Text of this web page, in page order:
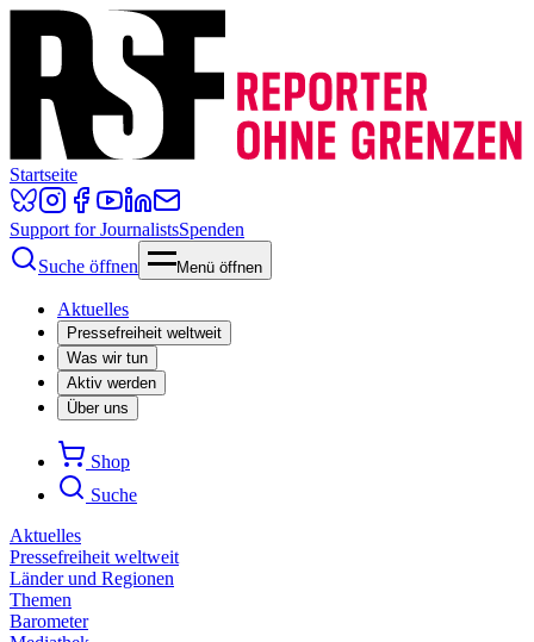
Startseite
Support for JournalistsSpenden
Suche öffnen
Menü öffnen
Aktuelles
Pressefreiheit weltweit
Was wir tun
Aktiv werden
Über uns
Shop
Suche
Aktuelles
Pressefreiheit weltweit
Länder und Regionen
Themen
Barometer